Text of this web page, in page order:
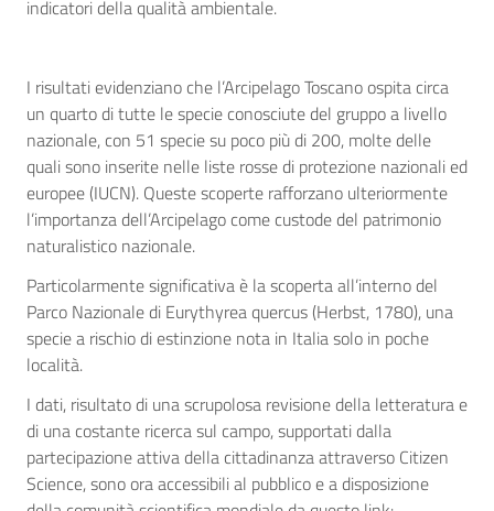
indicatori della qualità ambientale.
I risultati evidenziano che l’Arcipelago Toscano ospita circa
un quarto di tutte le specie conosciute del gruppo a livello
nazionale, con 51 specie su poco più di 200, molte delle
quali sono inserite nelle liste rosse di protezione nazionali ed
europee (IUCN). Queste scoperte rafforzano ulteriormente
l’importanza dell’Arcipelago come custode del patrimonio
naturalistico nazionale.
Particolarmente significativa è la scoperta all’interno del
Parco Nazionale di Eurythyrea quercus (Herbst, 1780), una
specie a rischio di estinzione nota in Italia solo in poche
località.
I dati, risultato di una scrupolosa revisione della letteratura e
di una costante ricerca sul campo, supportati dalla
partecipazione attiva della cittadinanza attraverso Citizen
Science, sono ora accessibili al pubblico e a disposizione